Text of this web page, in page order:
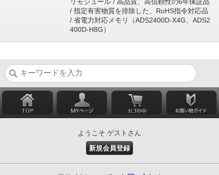
/ 指定有害物質を排除した、RoHS指令対応品
/ 省電力対応メモリ（ADS2400D-X4G、ADS2
400D-H8G）
ようこそ ゲストさん
新規会員登録